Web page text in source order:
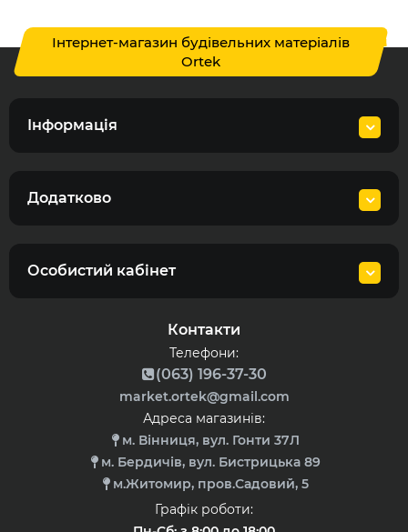
Інтернет-магазин будівельних матеріалів
Ortek
Інформація
Додатково
Особистий кабінет
Контакти
Телефони:
(063) 196-37-30
market.ortek@gmail.com
Адреса магазинів:
м. Вінниця, вул. Гонти 37Л
м. Бердичів, вул. Бистрицька 89
м.Житомир, пров.Садовий, 5
Графік роботи: